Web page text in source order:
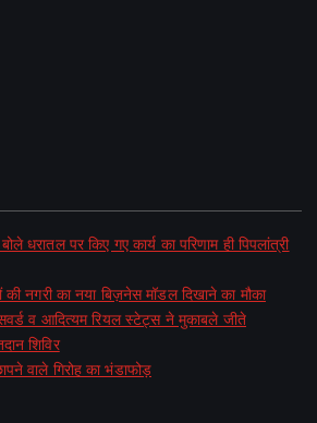
धरातल पर किए गए कार्य का परिणाम ही पिपलांत्री
की नगरी का नया बिज़नेस मॉडल दिखाने का मौका
व आदित्यम रियल स्टेट्स ने मुकाबले जीते
शिविर
वाले गिरोह का भंडाफोड़